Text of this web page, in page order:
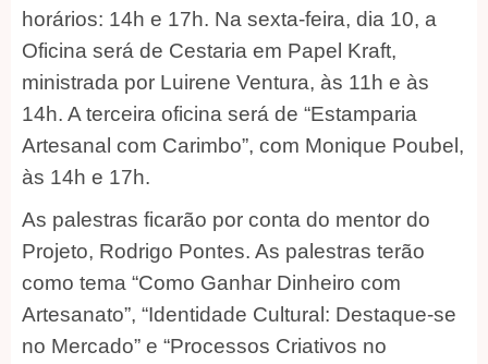
horários: 14h e 17h. Na sexta-feira, dia 10, a
Oficina será de Cestaria em Papel Kraft,
ministrada por Luirene Ventura, às 11h e às
14h. A terceira oficina será de “Estamparia
Artesanal com Carimbo”, com Monique Poubel,
às 14h e 17h.
As palestras ficarão por conta do mentor do
Projeto, Rodrigo Pontes. As palestras terão
como tema “Como Ganhar Dinheiro com
Artesanato”, “Identidade Cultural: Destaque-se
no Mercado” e “Processos Criativos no